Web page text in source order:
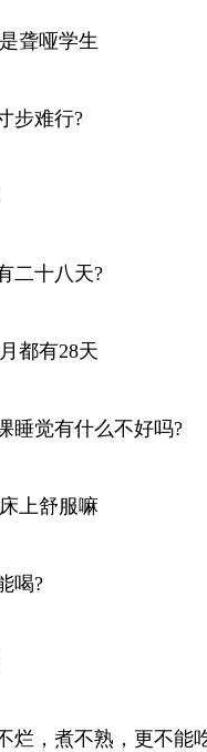
聋哑学生
难行?
十八天?
有28天
觉有什么不好吗?
上舒服嘛
喝?
，煮不熟，更不能